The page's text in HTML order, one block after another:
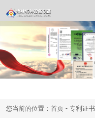
您当前的位置：首页 - 专利证书